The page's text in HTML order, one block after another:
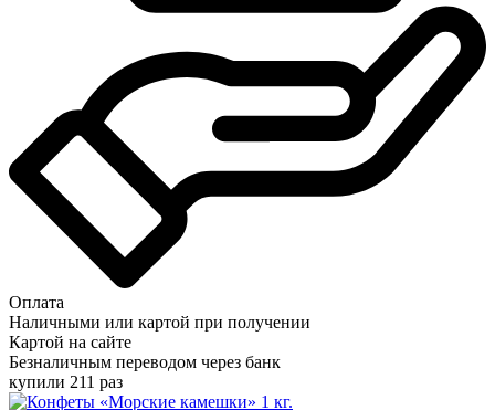
Оплата
Наличными или картой при получении
Картой на сайте
Безналичным переводом через банк
купили 211 раз